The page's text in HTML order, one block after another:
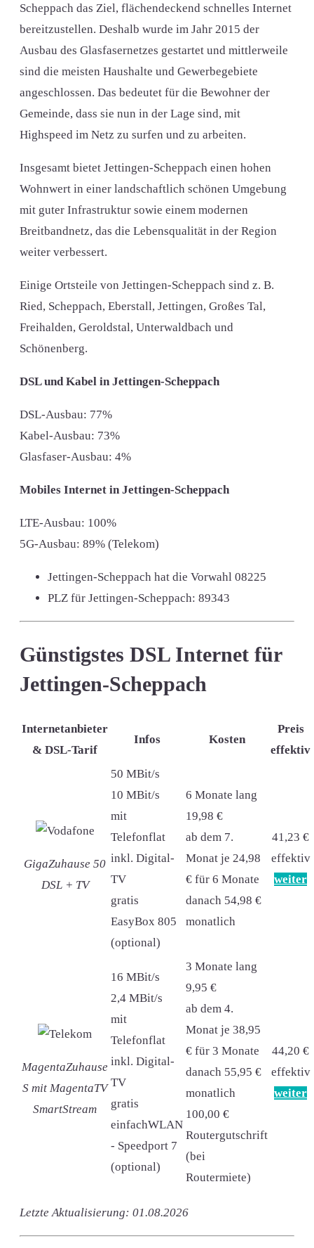
Scheppach das Ziel, flächendeckend schnelles Internet
bereitzustellen. Deshalb wurde im Jahr 2015 der
Ausbau des Glasfasernetzes gestartet und mittlerweile
sind die meisten Haushalte und Gewerbegebiete
angeschlossen. Das bedeutet für die Bewohner der
Gemeinde, dass sie nun in der Lage sind, mit
Highspeed im Netz zu surfen und zu arbeiten.
Insgesamt bietet Jettingen-Scheppach einen hohen
Wohnwert in einer landschaftlich schönen Umgebung
mit guter Infrastruktur sowie einem modernen
Breitbandnetz, das die Lebensqualität in der Region
weiter verbessert.
Einige Ortsteile von Jettingen-Scheppach sind z. B.
Ried, Scheppach, Eberstall, Jettingen, Großes Tal,
Freihalden, Geroldstal, Unterwaldbach und
Schönenberg.
DSL und Kabel in Jettingen-Scheppach
DSL-Ausbau: 77%
Kabel-Ausbau: 73%
Glasfaser-Ausbau: 4%
Mobiles Internet in Jettingen-Scheppach
LTE-Ausbau: 100%
5G-Ausbau: 89% (Telekom)
Jettingen-Scheppach hat die Vorwahl 08225
PLZ für Jettingen-Scheppach: 89343
Günstigstes DSL Internet für
Jettingen-Scheppach
Internetanbieter
& DSL-Tarif
Infos Kosten
Preis
effektiv
GigaZuhause 50
DSL + TV
50 MBit/s
10 MBit/s
mit
Telefonflat
inkl. Digital-
TV
gratis
EasyBox 805
(optional)
6 Monate lang
19,98 €
ab dem 7.
Monat je 24,98
€ für 6 Monate
danach 54,98 €
monatlich
41,23 €
effektiv
weiter
MagentaZuhause
S mit MagentaTV
SmartStream
16 MBit/s
2,4 MBit/s
mit
Telefonflat
inkl. Digital-
TV
gratis
einfachWLAN
- Speedport 7
(optional)
3 Monate lang
9,95 €
ab dem 4.
Monat je 38,95
€ für 3 Monate
danach 55,95 €
monatlich
100,00 €
Routergutschrift
(bei
Routermiete)
44,20 €
effektiv
weiter
Letzte Aktualisierung: 01.08.2026